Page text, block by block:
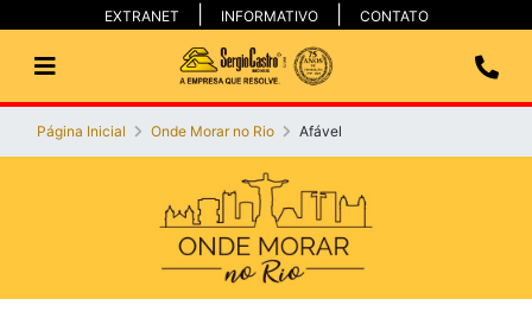
EXTRANET INFORMATIVO CONTATO
Página Inicial Onde Morar no Rio Afável